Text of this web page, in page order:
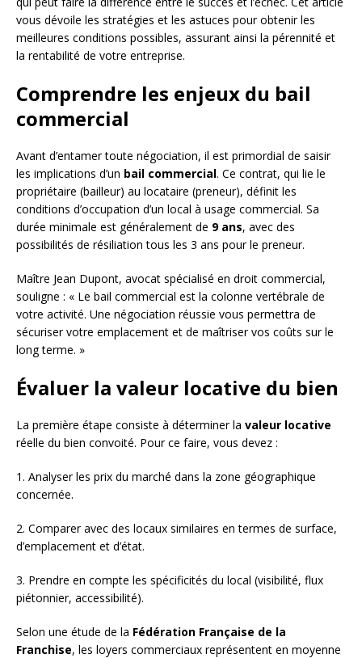
vous dévoile les stratégies et les astuces pour obtenir les
meilleures conditions possibles, assurant ainsi la pérennité et
la rentabilité de votre entreprise.
Comprendre les enjeux du bail
commercial
Avant d’entamer toute négociation, il est primordial de saisir
les implications d’un bail commercial. Ce contrat, qui lie le
propriétaire (bailleur) au locataire (preneur), définit les
conditions d’occupation d’un local à usage commercial. Sa
durée minimale est généralement de 9 ans, avec des
possibilités de résiliation tous les 3 ans pour le preneur.
Maître Jean Dupont, avocat spécialisé en droit commercial,
souligne : « Le bail commercial est la colonne vertébrale de
votre activité. Une négociation réussie vous permettra de
sécuriser votre emplacement et de maîtriser vos coûts sur le
long terme. »
Évaluer la valeur locative du bien
La première étape consiste à déterminer la valeur locative
réelle du bien convoité. Pour ce faire, vous devez :
1. Analyser les prix du marché dans la zone géographique
concernée.
2. Comparer avec des locaux similaires en termes de surface,
d’emplacement et d’état.
3. Prendre en compte les spécificités du local (visibilité, flux
piétonnier, accessibilité).
Selon une étude de la Fédération Française de la
Franchise, les loyers commerciaux représentent en moyenne